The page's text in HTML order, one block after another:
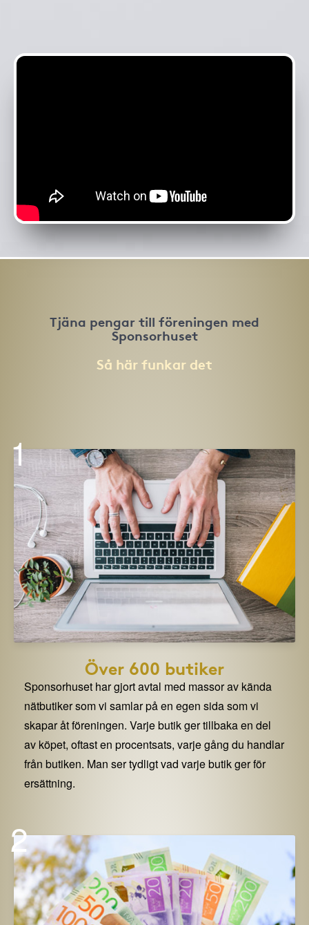
Tjäna pengar till föreningen med
Sponsorhuset
Så här funkar det
1
Över 600 butiker
Sponsorhuset har gjort avtal med massor av kända
nätbutiker som vi samlar på en egen sida som vi
skapar åt föreningen. Varje butik ger tillbaka en del
av köpet, oftast en procentsats, varje gång du handlar
från butiken. Man ser tydligt vad varje butik ger för
ersättning.
2